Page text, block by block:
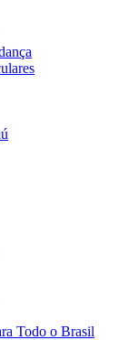
Todo o Brasil